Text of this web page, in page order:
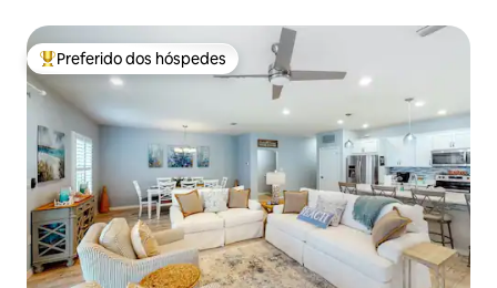
Entre os melhores preferidos dos hóspedes
Preferido dos hóspedes